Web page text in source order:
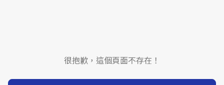
很抱歉，這個頁面不存在！